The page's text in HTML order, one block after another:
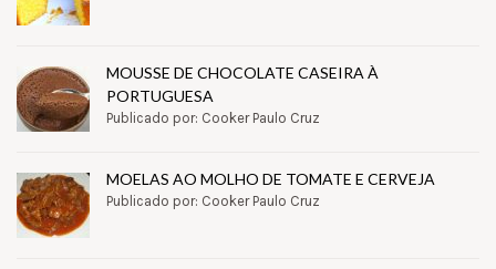
MOUSSE DE CHOCOLATE CASEIRA À
PORTUGUESA
Publicado por: Cooker Paulo Cruz
MOELAS AO MOLHO DE TOMATE E CERVEJA
Publicado por: Cooker Paulo Cruz